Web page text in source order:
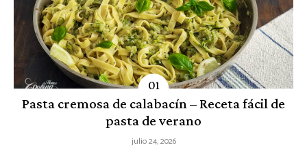
Pasta cremosa de calabacín – Receta fácil de
pasta de verano
julio 24, 2026